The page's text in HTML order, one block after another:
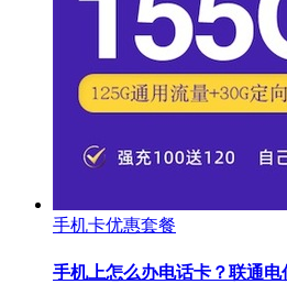
手机卡优惠套餐
手机上怎么办电话卡？联通